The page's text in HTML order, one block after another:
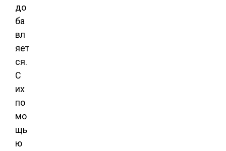
до
ба
вл
яет
ся.
С
их
по
мо
щь
ю